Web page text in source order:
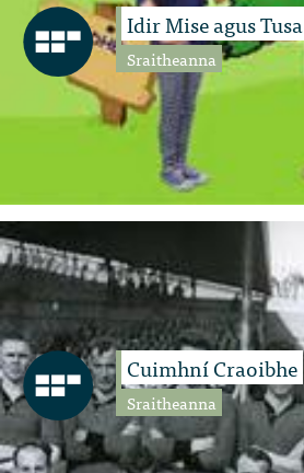
Idir Mise agus Tusa
Sraitheanna
Cuimhní Craoibhe
Sraitheanna